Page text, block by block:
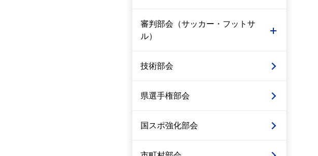
審判部会（サッカー・フットサ
ル）
技術部会
県選手権部会
国スポ強化部会